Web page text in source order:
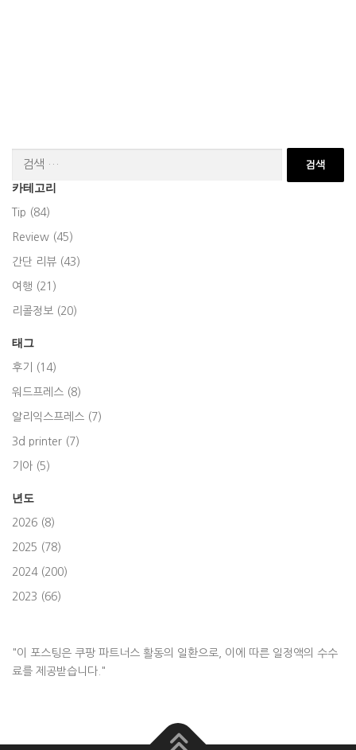
카테고리
Tip (84)
Review (45)
간단 리뷰 (43)
여행 (21)
리콜정보 (20)
태그
후기 (14)
워드프레스 (8)
알리익스프레스 (7)
3d printer (7)
기아 (5)
년도
2026 (8)
2025 (78)
2024 (200)
2023 (66)
"이 포스팅은 쿠팡 파트너스 활동의 일환으로, 이에 따른 일정액의 수수
료를 제공받습니다."